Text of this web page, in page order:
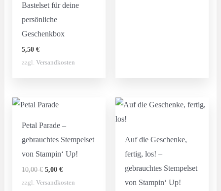
Bastelset für deine
persönliche
Geschenkbox
5,50 €
zzgl. Versandkosten
Petal Parade –
gebrauchtes Stempelset
von Stampin‘ Up!
10,00€ Ursprünglicher
war:
5,00 €Aktueller
ist:
zzgl. Versandkosten
Auf die Geschenke,
fertig, los! –
gebrauchtes Stempelset
von Stampin‘ Up!